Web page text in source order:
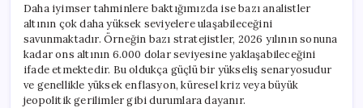
Daha iyimser tahminlere baktığımızda ise bazı analistler
altının çok daha yüksek seviyelere ulaşabileceğini
savunmaktadır. Örneğin bazı stratejistler, 2026 yılının sonuna
kadar ons altının 6.000 dolar seviyesine yaklaşabileceğini
ifade etmektedir. Bu oldukça güçlü bir yükseliş senaryosudur
ve genellikle yüksek enflasyon, küresel kriz veya büyük
jeopolitik gerilimler gibi durumlara dayanır.